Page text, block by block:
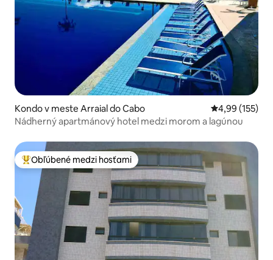
Kondo v meste Arraial do Cabo Priemerné
4,99 (155)
Nádherný apartmánový hotel medzi morom a lagúnou
Najobľúbenejšie medzi hosťami
Obľúbené medzi hosťami